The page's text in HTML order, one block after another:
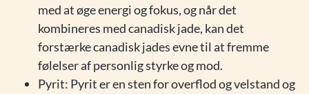
med at øge energi og fokus, og når det
kombineres med canadisk jade, kan det
forstærke canadisk jades evne til at fremme
følelser af personlig styrke og mod.
Pyrit: Pyrit er en sten for overflod og velstand og